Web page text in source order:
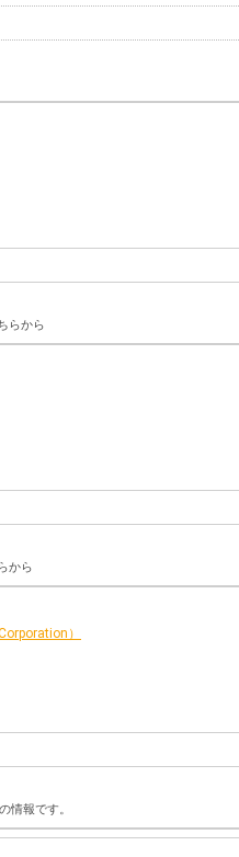
らから
から
）
情報です。